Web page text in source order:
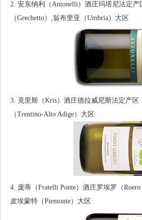
2. 安东纳利（Antonelli）酒庄玛塔尼法定产
（Grechetto）,翁布里亚（Umbria）大区
3. 克里斯（Kris）酒庄德拉威尼斯法定产区
（Trentino-Alto Adige）大区
4. 庞蒂（Fratelli Ponte）酒庄罗埃罗（
皮埃蒙特（Piemonte）大区